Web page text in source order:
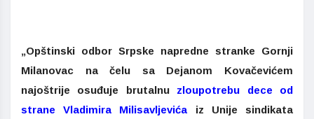
„Opštinski odbor Srpske napredne stranke Gornji
Milanovac na čelu sa Dejanom Kovačevićem
najoštrije osuđuje brutalnu
zloupotrebu dece od
strane Vladimira Milisavljevića
iz Unije sindikata